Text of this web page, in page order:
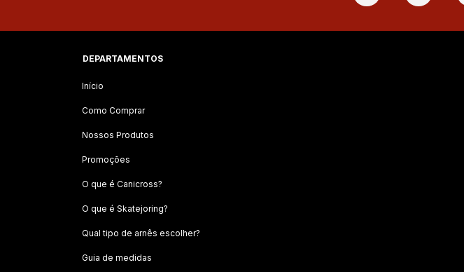
DEPARTAMENTOS
Início
Como Comprar
Nossos Produtos
Promoções
O que é Canicross?
O que é Skatejoring?
Qual tipo de arnês escolher?
Guia de medidas